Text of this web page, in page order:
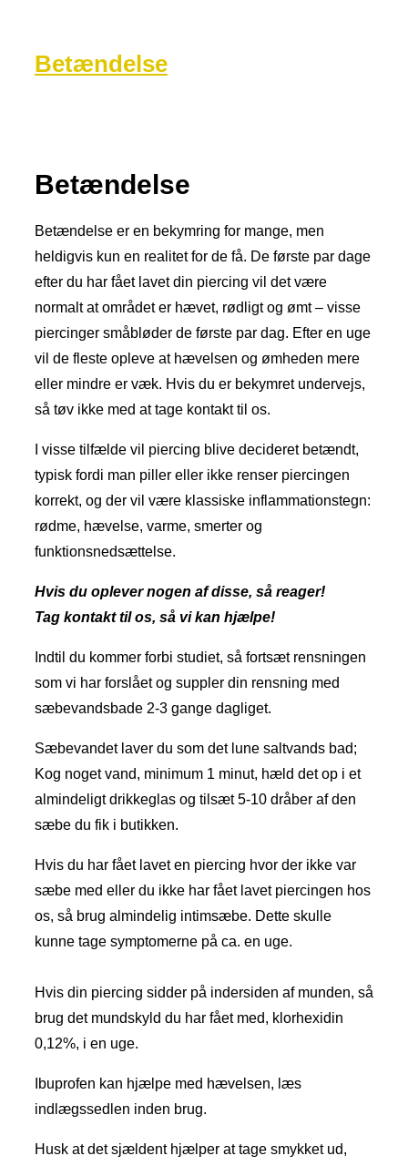
Betændelse
Betændelse
Betændelse er en bekymring for mange, men
heldigvis kun en realitet for de få. De første par dage
efter du har fået lavet din piercing vil det være
normalt at området er hævet, rødligt og ømt – visse
piercinger småbløder de første par dag. Efter en uge
vil de fleste opleve at hævelsen og ømheden mere
eller mindre er væk. Hvis du er bekymret undervejs,
så tøv ikke med at tage kontakt til os.
I visse tilfælde vil piercing blive decideret betændt,
typisk fordi man piller eller ikke renser piercingen
korrekt, og der vil være klassiske inflammationstegn:
rødme, hævelse, varme, smerter og
funktionsnedsættelse.
​Hvis du oplever nogen af disse, så reager!
Tag kontakt til os, så vi kan hjælpe!
Indtil du kommer forbi studiet, så fortsæt rensningen
som vi har forslået og suppler din rensning med
sæbevandsbade 2-3 gange dagliget.
Sæbevandet laver du som det lune saltvands bad;
Kog noget vand, minimum 1 minut, hæld det op i et
almindeligt drikkeglas og tilsæt 5-10 dråber af den
sæbe du fik i butikken.
Hvis du har fået lavet en piercing hvor der ikke var
sæbe med eller du ikke har fået lavet piercingen hos
os, så brug almindelig intimsæbe. Dette skulle
kunne tage symptomerne på ca. en uge.
Hvis din piercing sidder på indersiden af munden, så
brug det mundskyld du har fået med, klorhexidin
0,12%, i en uge.
Ibuprofen kan hjælpe med hævelsen, læs
indlægssedlen inden brug.
Husk at det sjældent hjælper at tage smykket ud,